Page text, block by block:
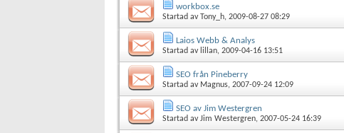
workbox.se
Startad avTony_h, 2009-08-27 08:29
Laios Webb & Analys
Startad av lillan, 2009-04-16 13:51
SEO från Pineberry
Startad av Magnus, 2007-09-24 12:09
SEO av Jim Westergren
Startad avJim Westergren, 2007-05-24 16:39